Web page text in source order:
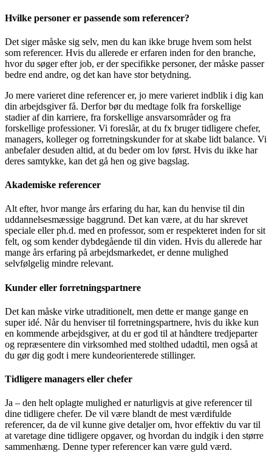
Hvilke personer er passende som referencer?
Det siger måske sig selv, men du kan ikke bruge hvem som helst
som referencer. Hvis du allerede er erfaren inden for den branche,
hvor du søger efter job, er der specifikke personer, der måske passer
bedre end andre, og det kan have stor betydning.
Jo mere varieret dine referencer er, jo mere varieret indblik i dig kan
din arbejdsgiver få. Derfor bør du medtage folk fra forskellige
stadier af din karriere, fra forskellige ansvarsområder og fra
forskellige professioner. Vi foreslår, at du fx bruger tidligere chefer,
managers, kolleger og forretningskunder for at skabe lidt balance. Vi
anbefaler desuden altid, at du beder om lov først. Hvis du ikke har
deres samtykke, kan det gå hen og give bagslag.
Akademiske referencer
Alt efter, hvor mange års erfaring du har, kan du henvise til din
uddannelsesmæssige baggrund. Det kan være, at du har skrevet
speciale eller ph.d. med en professor, som er respekteret inden for sit
felt, og som kender dybdegående til din viden. Hvis du allerede har
mange års erfaring på arbejdsmarkedet, er denne mulighed
selvfølgelig mindre relevant.
Kunder eller forretningspartnere
Det kan måske virke utraditionelt, men dette er mange gange en
super idé. Når du henviser til forretningspartnere, hvis du ikke kun
en kommende arbejdsgiver, at du er god til at håndtere tredjeparter
og repræsentere din virksomhed med stolthed udadtil, men også at
du gør dig godt i mere kundeorienterede stillinger.
Tidligere managers eller chefer
Ja – den helt oplagte mulighed er naturligvis at give referencer til
dine tidligere chefer. De vil være blandt de mest værdifulde
referencer, da de vil kunne give detaljer om, hvor effektiv du var til
at varetage dine tidligere opgaver, og hvordan du indgik i den større
sammenhæng. Denne typer referencer kan være guld værd.